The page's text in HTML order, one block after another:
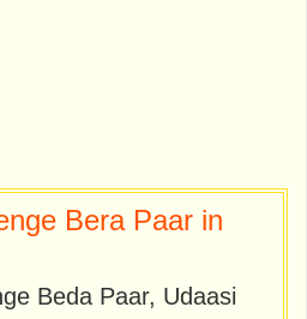
Bera Paar in
Beda Paar, Udaasi